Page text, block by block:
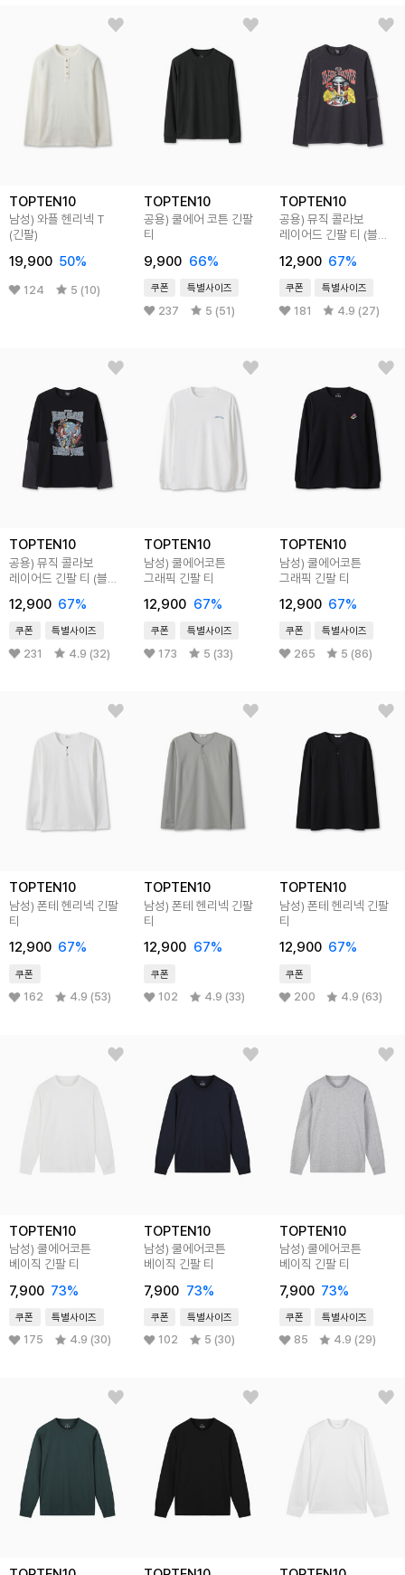
TOPTEN10
남성) 와플 헨리넥 T
(긴팔)
19,900 50%
124 5 (10)
TOPTEN10
공용) 쿨에어 코튼 긴팔
티
9,900 66%
쿠폰 특별사이즈
237 5 (51)
TOPTEN10
공용) 뮤직 콜라보
레이어드 긴팔 티 (블랙
12,900 67%
쿠폰 특별사이즈
181 4.9 (27)
TOPTEN10
공용) 뮤직 콜라보
레이어드 긴팔 티 (블랙
12,900 67%
쿠폰 특별사이즈
231 4.9 (32)
TOPTEN10
남성) 쿨에어코튼
그래픽 긴팔 티
12,900 67%
쿠폰 특별사이즈
173 5 (33)
TOPTEN10
남성) 쿨에어코튼
그래픽 긴팔 티
12,900 67%
쿠폰 특별사이즈
265 5 (86)
TOPTEN10
남성) 폰테 헨리넥 긴팔
티
12,900 67%
쿠폰
162 4.9 (53)
TOPTEN10
남성) 폰테 헨리넥 긴팔
티
12,900 67%
쿠폰
102 4.9 (33)
TOPTEN10
남성) 폰테 헨리넥 긴팔
티
12,900 67%
쿠폰
200 4.9 (63)
TOPTEN10
남성) 쿨에어코튼
베이직 긴팔 티
7,900 73%
쿠폰 특별사이즈
175 4.9 (30)
TOPTEN10
남성) 쿨에어코튼
베이직 긴팔 티
7,900 73%
쿠폰 특별사이즈
102 5 (30)
TOPTEN10
남성) 쿨에어코튼
베이직 긴팔 티
7,900 73%
쿠폰 특별사이즈
85 4.9 (29)